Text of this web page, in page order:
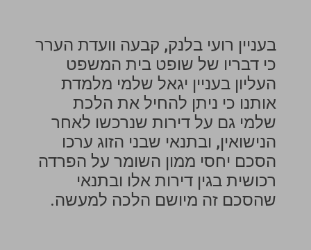
בעניין רועי בלנק, קבעה וועדת הערר
כי דבריו של שופט בית המשפט
העליון בעניין יגאל שלמי מלמדת
אותנו כי ניתן להחיל את הלכת
שלמי גם על דירות שנרכשו לאחר
הנישואין, ובתנאי שבני הזוג ערכו
הסכם יחסי ממון השומר על הפרדה
רכושית בגין דירות אלו ובתנאי
שהסכם זה מיושם הלכה למעשה.